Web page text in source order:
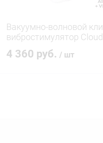
Вакуумно-волновой
вибростимулятор
4 360 руб. / шт